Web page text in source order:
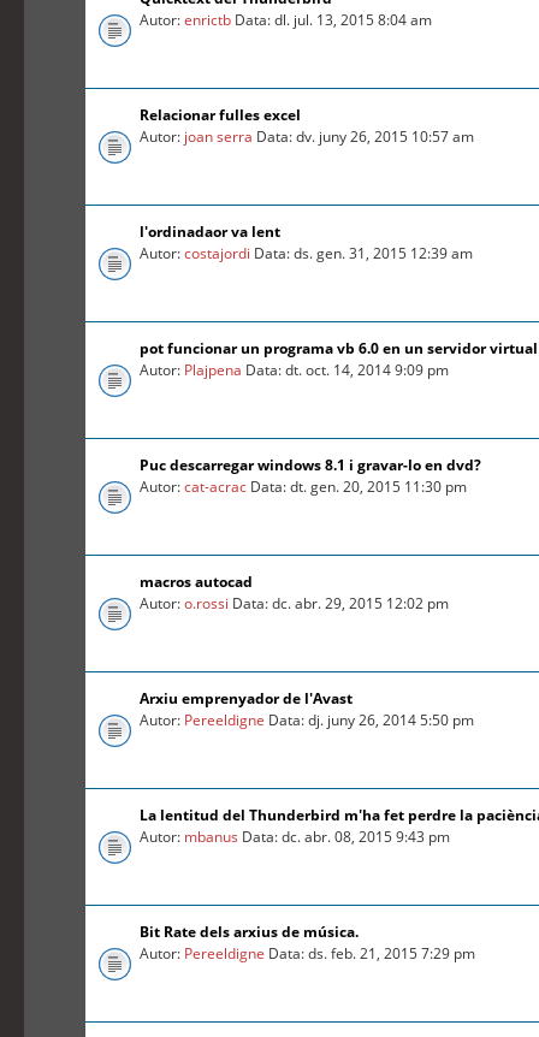
Autor:enrictb Data: dl. jul. 13, 2015 8:04 am
Relacionar fulles excel
Autor: joan serra Data: dv. juny 26, 2015 10:57 am
l'ordinadaor va lent
Autor:costajordi Data: ds. gen. 31, 2015 12:39 am
pot funcionar un programa vb 6.0 en un servidor virtual
Autor: Plajpena Data: dt. oct. 14, 2014 9:09 pm
Puc descarregar windows 8.1 i gravar-lo en dvd?
Autor:cat-acrac Data: dt. gen. 20, 2015 11:30 pm
macros autocad
Autor:o.rossi Data: dc. abr. 29, 2015 12:02 pm
Arxiu emprenyador de l'Avast
Autor: Pereeldigne Data: dj. juny 26, 2014 5:50 pm
La lentitud del Thunderbird m'ha fet perdre la
Autor: mbanus Data: dc. abr. 08, 2015 9:43 pm
Bit Rate dels arxius de música.
Autor: Pereeldigne Data: ds. feb. 21, 2015 7:29 pm